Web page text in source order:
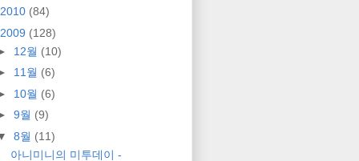
2010 (84)
2009 (128)
12월 (10)
11월 (6)
10월 (6)
9월 (9)
8월 (11)
아니미니의 미투데이 -